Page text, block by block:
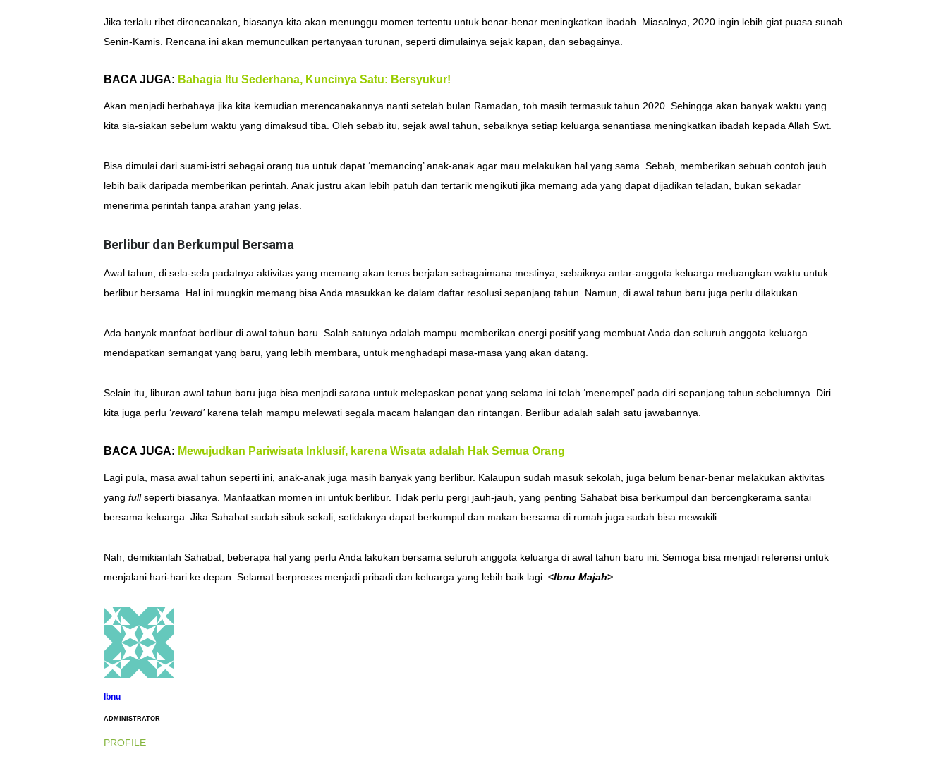
Jika terlalu ribet direncanakan, biasanya kita akan menunggu momen tertentu untuk benar-benar meningkatkan ibadah. Miasalnya, 2020 ingin lebih giat puasa sunah
Senin-Kamis. Rencana ini akan memunculkan pertanyaan turunan, seperti dimulainya sejak kapan, dan sebagainya.
BACA JUGA: Bahagia Itu Sederhana, Kuncinya Satu: Bersyukur!
Akan menjadi berbahaya jika kita kemudian merencanakannya nanti setelah bulan Ramadan, toh masih termasuk tahun 2020. Sehingga akan banyak waktu yang
kita sia-siakan sebelum waktu yang dimaksud tiba. Oleh sebab itu, sejak awal tahun, sebaiknya setiap keluarga senantiasa meningkatkan ibadah kepada Allah Swt.
Bisa dimulai dari suami-istri sebagai orang tua untuk dapat ‘memancing’ anak-anak agar mau melakukan hal yang sama. Sebab, memberikan sebuah contoh jauh
lebih baik daripada memberikan perintah. Anak justru akan lebih patuh dan tertarik mengikuti jika memang ada yang dapat dijadikan teladan, bukan sekadar
menerima perintah tanpa arahan yang jelas.
Berlibur dan Berkumpul Bersama
Awal tahun, di sela-sela padatnya aktivitas yang memang akan terus berjalan sebagaimana mestinya, sebaiknya antar-anggota keluarga meluangkan waktu untuk
berlibur bersama. Hal ini mungkin memang bisa Anda masukkan ke dalam daftar resolusi sepanjang tahun. Namun, di awal tahun baru juga perlu dilakukan.
Ada banyak manfaat berlibur di awal tahun baru. Salah satunya adalah mampu memberikan energi positif yang membuat Anda dan seluruh anggota keluarga
mendapatkan semangat yang baru, yang lebih membara, untuk menghadapi masa-masa yang akan datang.
Selain itu, liburan awal tahun baru juga bisa menjadi sarana untuk melepaskan penat yang selama ini telah ‘menempel’ pada diri sepanjang tahun sebelumnya. Diri
kita juga perlu ‘reward’karena telah mampu melewati segala macam halangan dan rintangan. Berlibur adalah salah satu jawabannya.
BACA JUGA: Mewujudkan Pariwisata Inklusif, karena Wisata adalah Hak Semua Orang
Lagi pula, masa awal tahun seperti ini, anak-anak juga masih banyak yang berlibur. Kalaupun sudah masuk sekolah, juga belum benar-benar melakukan aktivitas
yang fullseperti biasanya. Manfaatkan momen ini untuk berlibur. Tidak perlu pergi jauh-jauh, yang penting Sahabat bisa berkumpul dan bercengkerama santai
bersama keluarga. Jika Sahabat sudah sibuk sekali, setidaknya dapat berkumpul dan makan bersama di rumah juga sudah bisa mewakili.
Nah, demikianlah Sahabat, beberapa hal yang perlu Anda lakukan bersama seluruh anggota keluarga di awal tahun baru ini. Semoga bisa menjadi referensi untuk
menjalani hari-hari ke depan. Selamat berproses menjadi pribadi dan keluarga yang lebih baik lagi. <Ibnu Majah>
Ibnu
ADMINISTRATOR
PROFILE